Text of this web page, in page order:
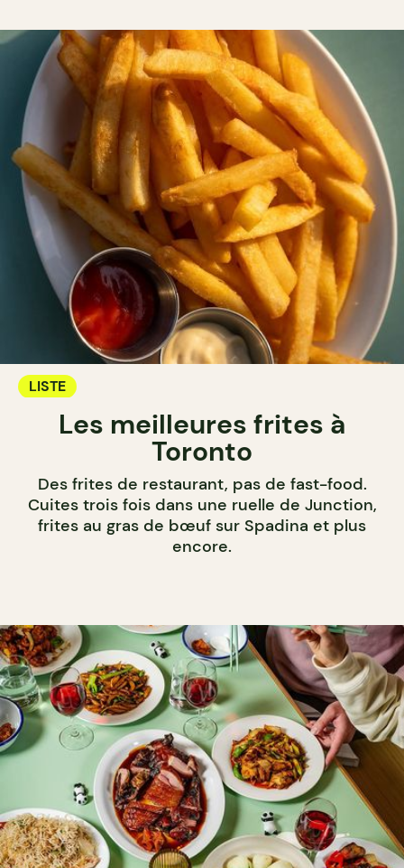
LISTE
Les meilleures frites à
Toronto
Des frites de restaurant, pas de fast-food.
Cuites trois fois dans une ruelle de Junction,
frites au gras de bœuf sur Spadina et plus
encore.